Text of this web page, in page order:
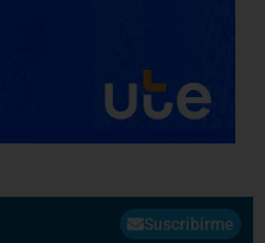
Suscribirme